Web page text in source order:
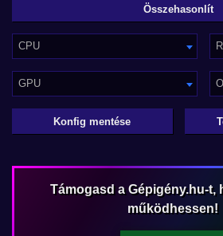
CPU
GPU
Konfig mentése
Támogasd a Gépigény.hu-t,
működhessen!